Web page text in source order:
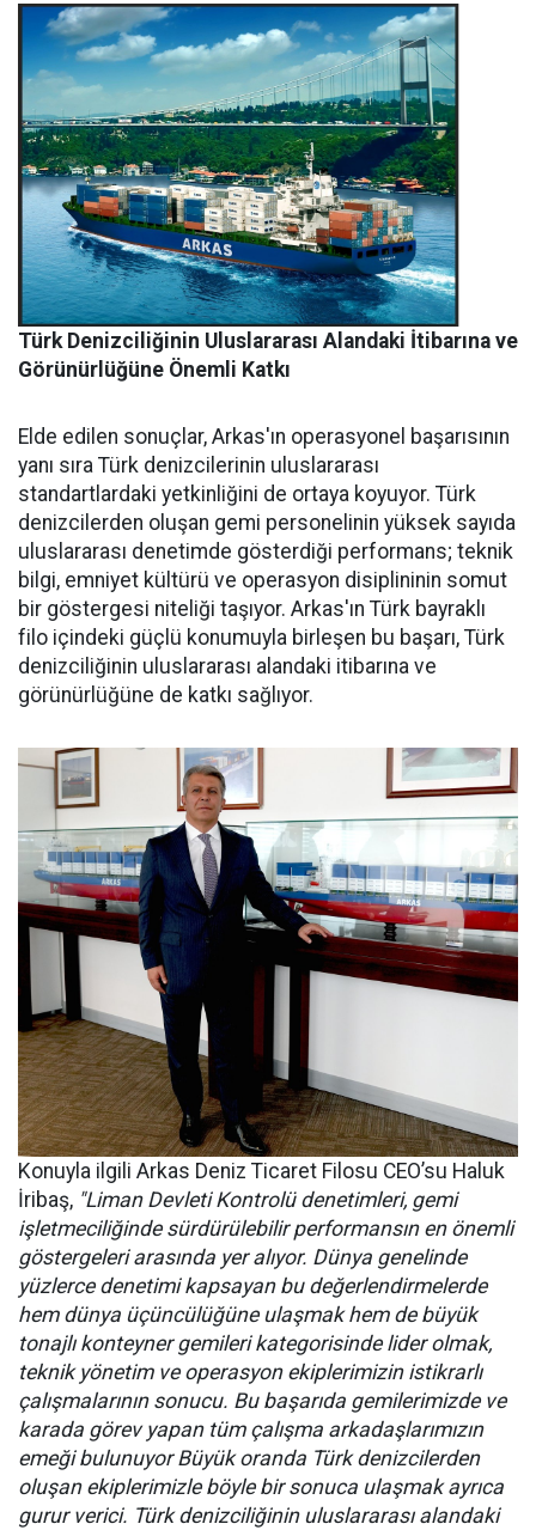
Türk Denizciliğinin Uluslararası Alandaki İtibarına ve
Görünürlüğüne Önemli Katkı
Elde edilen sonuçlar, Arkas'ın operasyonel başarısının
yanı sıra Türk denizcilerinin uluslararası
standartlardaki yetkinliğini de ortaya koyuyor. Türk
denizcilerden oluşan gemi personelinin yüksek sayıda
uluslararası denetimde gösterdiği performans; teknik
bilgi, emniyet kültürü ve operasyon disiplininin somut
bir göstergesi niteliği taşıyor. Arkas'ın Türk bayraklı
filo içindeki güçlü konumuyla birleşen bu başarı, Türk
denizciliğinin uluslararası alandaki itibarına ve
görünürlüğüne de katkı sağlıyor.
Konuyla ilgili Arkas Deniz Ticaret Filosu CEO’su Haluk
İribaş, "Liman Devleti Kontrolü denetimleri, gemi
işletmeciliğinde sürdürülebilir performansın en önemli
göstergeleri arasında yer alıyor. Dünya genelinde
yüzlerce denetimi kapsayan bu değerlendirmelerde
hem dünya üçüncülüğüne ulaşmak hem de büyük
tonajlı konteyner gemileri kategorisinde lider olmak,
teknik yönetim ve operasyon ekiplerimizin istikrarlı
çalışmalarının sonucu. Bu başarıda gemilerimizde ve
karada görev yapan tüm çalışma arkadaşlarımızın
emeği bulunuyor Büyük oranda Türk denizcilerden
oluşan ekiplerimizle böyle bir sonuca ulaşmak ayrıca
gurur verici. Türk denizciliğinin uluslararası alandaki